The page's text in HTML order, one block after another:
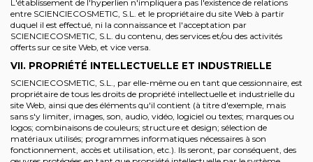
L'établissement de l'hyperlien n'impliquera pas l'existence de relations
entre SCIENCIECOSMETIC, S.L. et le propriétaire du site Web à partir
duquel il est effectué, ni la connaissance et l'acceptation par
SCIENCIECOSMETIC, S.L. du contenu, des services et/ou des activités
offerts sur ce site Web, et vice versa.
VII. PROPRIÉTÉ INTELLECTUELLE ET INDUSTRIELLE
SCIENCIECOSMETIC, S.L., par elle-même ou en tant que cessionnaire, est
propriétaire de tous les droits de propriété intellectuelle et industrielle du
site Web, ainsi que des éléments qu'il contient (à titre d'exemple, mais
sans s'y limiter, images, son, audio, vidéo, logiciel ou textes; marques ou
logos; combinaisons de couleurs; structure et design; sélection de
matériaux utilisés; programmes informatiques nécessaires à son
fonctionnement, accès et utilisation, etc.). Ils seront, par conséquent, des